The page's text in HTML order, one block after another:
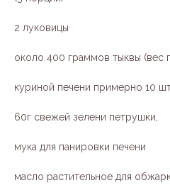
2 луковицы
около 400 граммов тыквы (вес
куриной печени примерно 10
60г свежей зелени петрушки,
мука для панировки печени
масло растительное для